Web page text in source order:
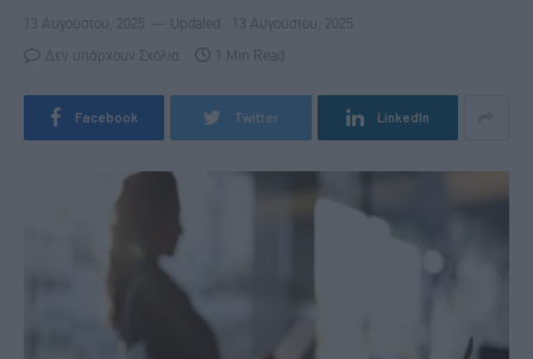
13 Αυγούστου, 2025 Updated: 13 Αυγούστου, 2025
Δεν υπάρχουν Σχόλια 1 Min Read
Facebook Twitter LinkedIn